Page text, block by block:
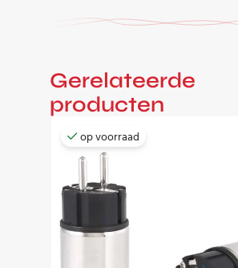
Gerelateerde
producten
op voorraad